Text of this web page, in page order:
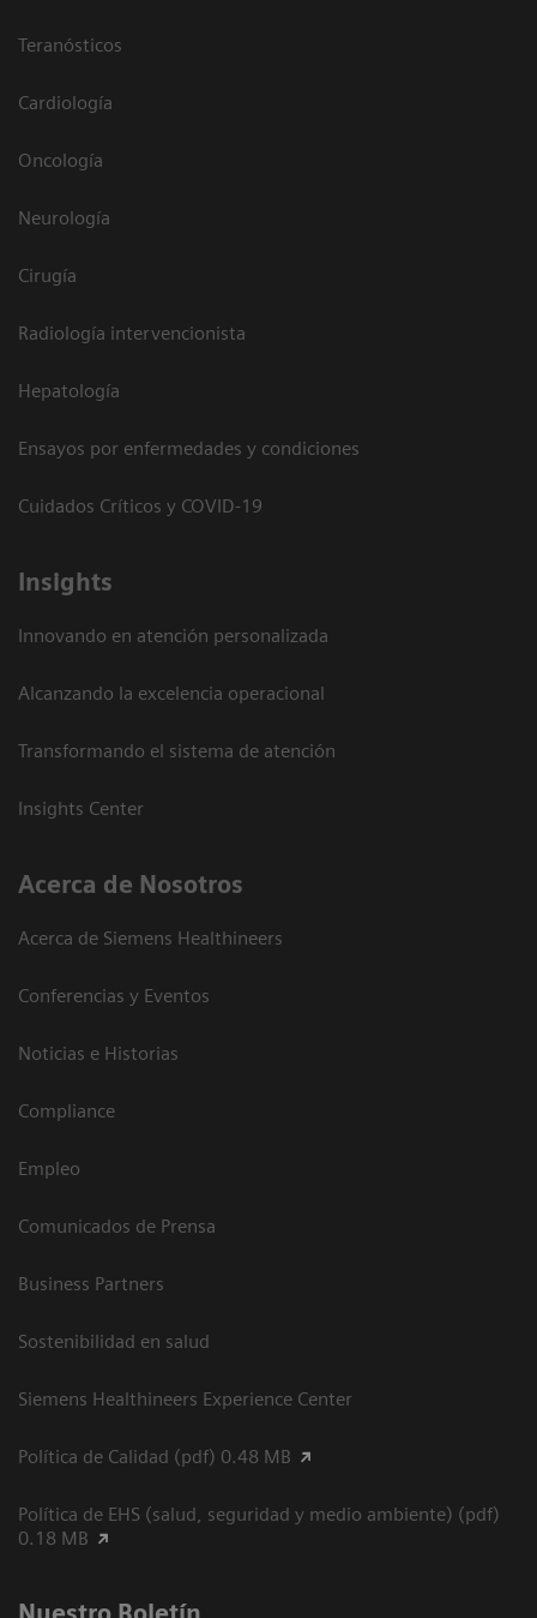
Teranósticos
Cardiología
Oncología
Neurología
Cirugía
Radiología intervencionista
Hepatología
Ensayos por enfermedades y condiciones
Cuidados Críticos y COVID-19
Insights
Innovando en atención personalizada
Alcanzando la excelencia operacional
Transformando el sistema de atención
Insights Center
Acerca de Nosotros
Acerca de Siemens Healthineers
Conferencias y Eventos
Noticias e Historias
Compliance
Empleo
Comunicados de Prensa
Business Partners
Sostenibilidad en salud
Siemens Healthineers Experience Center
Política de Calidad (pdf) 0.48 MB
Política de EHS (salud, seguridad y medio ambiente) (pdf)
0.18 MB